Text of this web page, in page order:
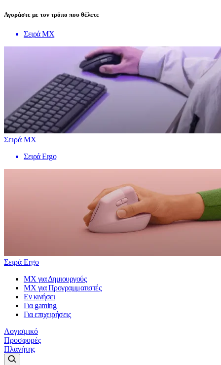
Αγοράστε με τον τρόπο που θέλετε
Σειρά MX
Σειρά MX
Σειρά Ergo
Σειρά Ergo
MX για Δημιουργούς
MX για Προγραμματιστές
Εν κινήσει
Για gaming
Για επιχειρήσεις
Λογισμικό
Προσφορές
Πλανήτης